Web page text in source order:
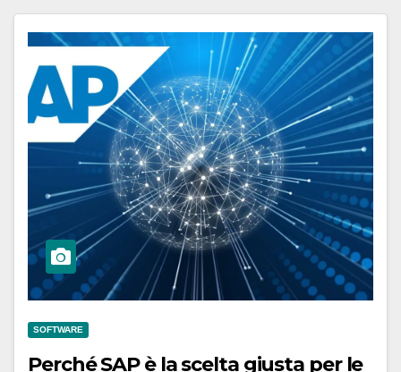
SOFTWARE
Perché SAP è la scelta giusta per le